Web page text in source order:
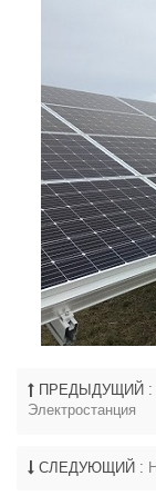
ПРЕДЫДУЩИЙ :
Электростанция
СЛЕДУЮЩИЙ :